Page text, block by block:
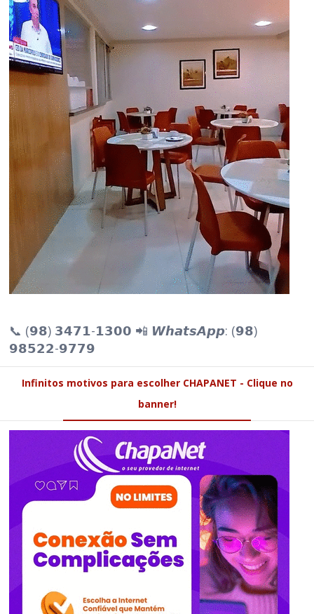
📞 (𝟵𝟴) 𝟯𝟰𝟳𝟭-𝟭𝟯𝟬𝟬 📲 𝙒𝙝𝙖𝙩𝙨𝘼𝙥𝙥: (𝟵𝟴)
𝟵𝟴𝟱𝟮𝟮-𝟵𝟳𝟳𝟵
Infinitos motivos para escolher CHAPANET - Clique no
banner!